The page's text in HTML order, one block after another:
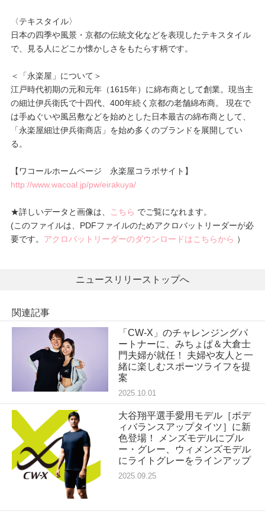
〈テキスタイル〉
日本の四季や風景・京都の伝統文化などを表現したテキスタイル
で、見る人にどこか懐かしさをもたらす柄です。
＜「永楽屋」について＞
江戸時代初期の元和元年（1615年）に綿布商として創業。現当主
の細辻伊兵衛氏で十四代、400年続く京都の老舗綿布商。 現在で
は手ぬぐいや風呂敷などを始めとした日本最古の綿布商として、
「永楽屋細辻伊兵衛商店」を始め多くのブランドを展開してい
る。
【ワコールホームページ 永楽屋コラボサイト】
http://www.wacoal.jp/pw/eirakuya/
★詳しいデータと画像は、 こちら でご覧になれます。
(このファイルは、PDFファイルのためアクロバットリーダーが必
要です。 アクロバットリーダーのダウンロードはこちらから ）
ニュースリリーストップへ
関連記事
「CW-X」のチャレンジングパ
ートナーに、みちょぱ＆大倉士
門夫婦が就任！ 夫婦や友人と一
緒に楽しむスポーツライフを提
案
2025.10.01
大谷翔平選手愛用モデル［ボデ
ィバランスアップタイツ］に新
色登場！ メンズモデルにブル
ー・グレー、ウィメンズモデル
にライトグレーをラインアップ
2025.09.25